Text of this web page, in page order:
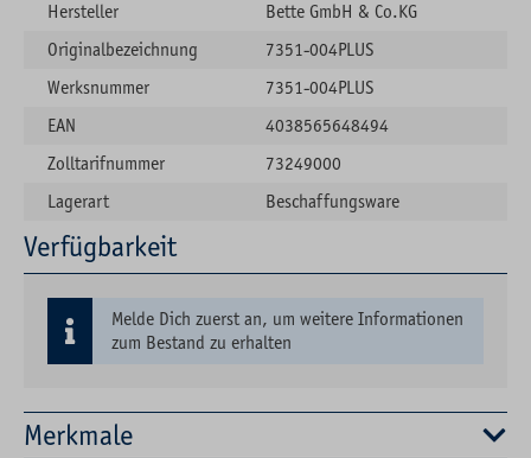
Merkmale
Hersteller
Bette GmbH & Co.KG
Originalbezeichnung
7351-004PLUS
Werksnummer
7351-004PLUS
EAN
4038565648494
Zolltarifnummer
73249000
Lagerart
Beschaffungsware
Verfügbarkeit
Melde Dich zuerst an, um weitere Informationen
zum Bestand zu erhalten